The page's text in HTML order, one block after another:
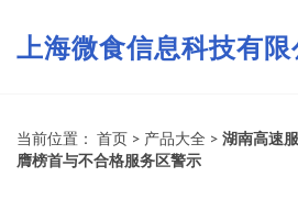
上海微食信息科技有限
当前位置： 首页 > 产品大全 > 湖南高速
膺榜首与不合格服务区警示